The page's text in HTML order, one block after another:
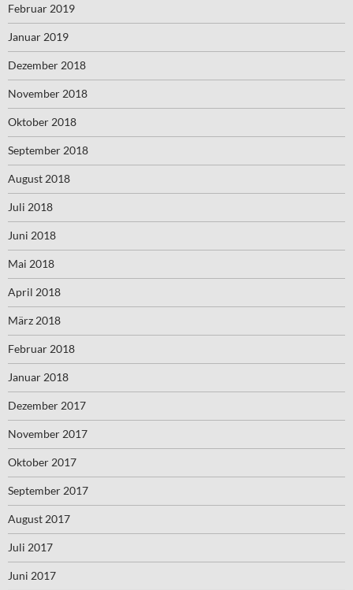
Februar 2019
Januar 2019
Dezember 2018
November 2018
Oktober 2018
September 2018
August 2018
Juli 2018
Juni 2018
Mai 2018
April 2018
März 2018
Februar 2018
Januar 2018
Dezember 2017
November 2017
Oktober 2017
September 2017
August 2017
Juli 2017
Juni 2017